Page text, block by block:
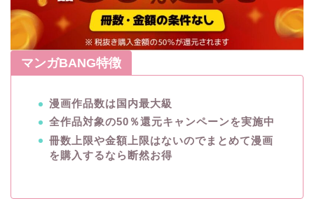
マンガBANG特徴
漫画作品数は国内最大級
全作品対象の50％還元キャンペーンを実施中
冊数上限や金額上限はないのでまとめて漫画
を購入するなら断然お得